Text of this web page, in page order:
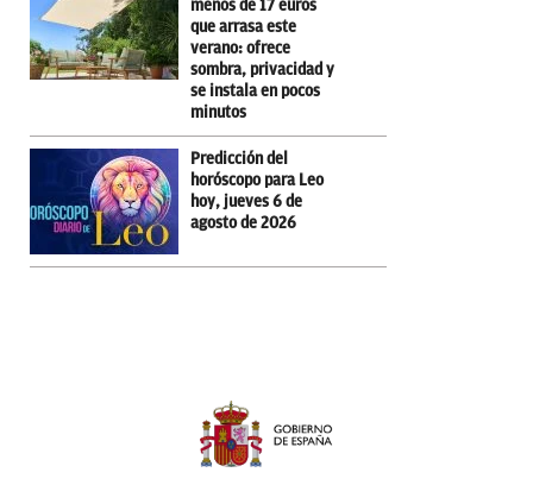
menos de 17 euros
que arrasa este
verano: ofrece
sombra, privacidad y
se instala en pocos
minutos
Predicción del
horóscopo para Leo
hoy, jueves 6 de
agosto de 2026